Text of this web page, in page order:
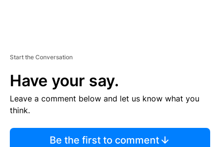
Start the Conversation
Have your say.
Leave a comment below and let us know what you
think.
Be the first to comment